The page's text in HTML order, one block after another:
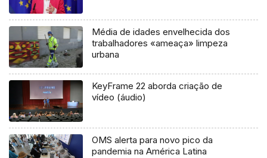
Média de idades envelhecida dos
trabalhadores «ameaça» limpeza
urbana
KeyFrame 22 aborda criação de
vídeo (áudio)
OMS alerta para novo pico da
pandemia na América Latina